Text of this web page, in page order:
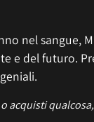
nel sangue,
e del futuro.
acquisti